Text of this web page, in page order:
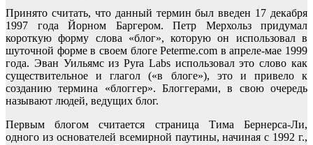
Принято считать, что данный термин был введен 17 декабря
1997 года Йорном Баргером. Петр Мерхольз придумал
короткую форму слова «блог», которую он использовал в
шуточной форме в своем блоге Peterme.com в апреле-мае 1999
года. Эван Уильямс из Pyra Labs использовал это слово как
существительное и глагол («в блоге»), это и привело к
созданию термина «блоггер». Блоггерами, в свою очередь
называют людей, ведущих блог.
Первым блогом считается страница Тима Бернерса-Ли,
одного из основателей всемирной паутины, начиная с 1992 г.,